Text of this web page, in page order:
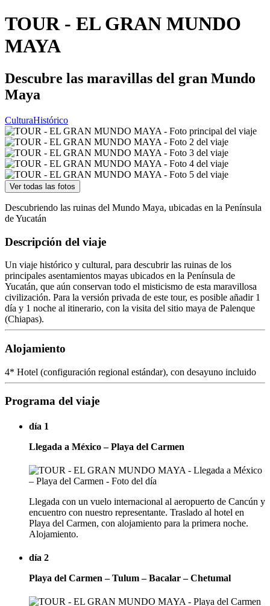
TOUR - EL GRAN MUNDO
MAYA
Descubre las maravillas del gran Mundo
Maya
CulturaHistórico
Ver todas las fotos
Descubriendo las ruinas del Mundo Maya, ubicadas en la Península
de Yucatán
Descripción del viaje
Un viaje histórico y cultural, para descubrir las ruinas de los
principales asentamientos mayas ubicados en la Península de
Yucatán, que aún conservan todo el misticismo de esta maravillosa
civilización. Para la versión privada de este tour, es posible añadir 1
día y 1 noche al itinerario, con la visita del sitio maya de Palenque
(Chiapas).
Alojamiento
4* Hotel (configuración regional estándar), con desayuno incluido
Programa del viaje
día 1
Llegada a México – Playa del Carmen
Llegada con un vuelo internacional al aeropuerto de Cancún y
encuentro con nuestro representante. Traslado al hotel en
Playa del Carmen, con alojamiento para la primera noche.
Alojamiento.
día 2
Playa del Carmen – Tulum – Bacalar – Chetumal